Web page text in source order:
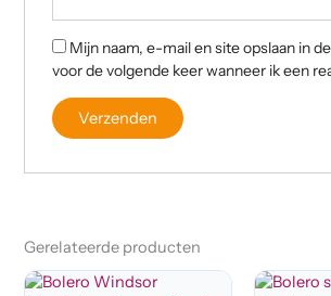
Mijn naam, e-mail en site opslaan in
voor de volgende keer wanneer ik een
Gerelateerde producten